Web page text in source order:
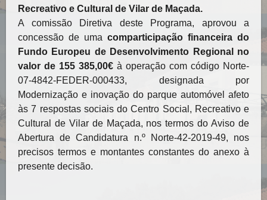
Recreativo e Cultural de Vilar de Maçada.
A comissão Diretiva deste Programa, aprovou a
concessão de uma comparticipação financeira do
Fundo Europeu de Desenvolvimento Regional no
valor de 155 385,00€ à operação com código Norte-
07-4842-FEDER-000433, designada por
Modernização e inovação do parque automóvel afeto
às 7 respostas sociais do Centro Social, Recreativo e
Cultural de Vilar de Maçada, nos termos do Aviso de
Abertura de Candidatura n.º Norte-42-2019-49, nos
precisos termos e montantes constantes do anexo à
presente decisão.